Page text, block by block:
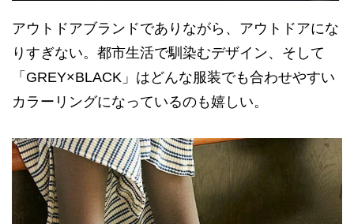
アウトドアブランドでありながら、アウトドアにな
りすぎない。都市生活で馴染むデザイン、そして
「GREY×BLACK」はどんな服装でも合わせやすい
カラーリングになっているのも嬉しい。